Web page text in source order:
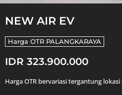
NEW AIR EV
Harga OTR PALANGKARAYA
IDR 323.900.000
Harga OTR bervariasi tergantung